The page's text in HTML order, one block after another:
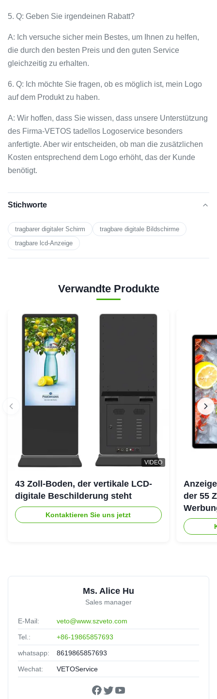
5. Q: Geben Sie irgendeinen Rabatt?
A: Ich versuche sicher mein Bestes, um Ihnen zu helfen,
die durch den besten Preis und den guten Service
gleichzeitig zu erhalten.
6. Q: Ich möchte Sie fragen, ob es möglich ist, mein Logo
auf dem Produkt zu haben.
A: Wir hoffen, dass Sie wissen, dass unsere Unterstützung
des Firma-VETOS tadellos Logoservice besonders
anfertigte. Aber wir entscheiden, ob man die zusätzlichen
Kosten entsprechend dem Logo erhöht, das der Kunde
benötigt.
Stichworte
tragbarer digitaler Schirm
tragbare digitale Bildschirme
tragbare lcd-Anzeige
Verwandte Produkte
VIDEO
43 Zoll-Boden, der vertikale LCD-
digitale Beschilderung steht
Kontaktieren Sie uns jetzt
der 55
ultra
Ms. Alice Hu
Sales manager
E-Mail: veto@www.szveto.com
Tel.: +86-19865857693
whatsapp: 8619865857693
Wechat: VETOService